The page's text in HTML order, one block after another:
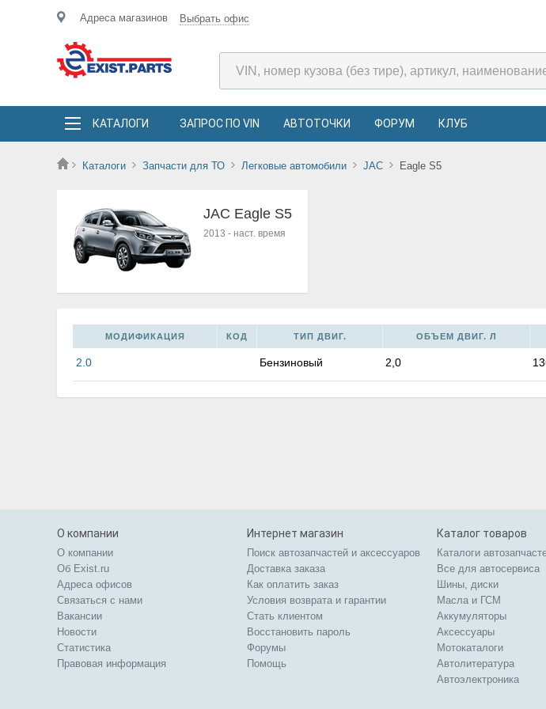
Адреса магазинов Выбрать офис
КАТАЛОГИ ЗАПРОС ПО VIN АВТОТОЧКИ ФОРУМ КЛУБ
Каталоги Запчасти для ТО Легковые автомобили JAC Eagle S5
JAC Eagle S5
2013 - наст. время
МОДИФИКАЦИЯ КОД ТИП ДВИГ. ОБЪЕМ ДВИГ. Л
2.0 Бензиновый 2,0
О компании
О компании
Об Exist.ru
Адреса офисов
Связаться с нами
Вакансии
Новости
Статистика
Правовая информация
Интернет магазин
Поиск автозапчастей и аксессуаров
Доставка заказа
Как оплатить заказ
Условия возврата и гарантии
Стать клиентом
Восстановить пароль
Форумы
Помощь
Каталог товаров
Каталоги
Все для автосервиса
Шины, диски
Масла и ГСМ
Аккумуляторы
Аксессуары
Мотокаталоги
Автолитература
Автоэлектроника